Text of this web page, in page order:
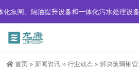
泵闸、隔油提升设备和一体化污水处理设备
首页 » 新闻资讯 » 行业动态 » 解决玻璃钢